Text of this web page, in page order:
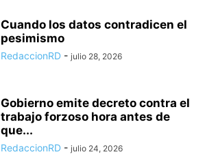
Cuando los datos contradicen el
pesimismo
RedaccionRD - julio 28, 2026
Gobierno emite decreto contra el
trabajo forzoso hora antes de
que...
RedaccionRD - julio 24, 2026